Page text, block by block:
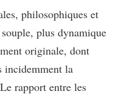
philosophiques et
plus dynamique
originale, dont
incidemment la
rapport entre les